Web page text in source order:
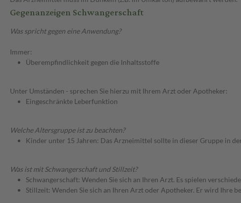
Gegenanzeigen Schwangerschaft
Was spricht gegen eine Anwendung?
Immer:
Überempfindlichkeit gegen die Inhaltsstoffe
Unter Umständen - sprechen Sie hierzu mit Ihrem Arzt oder Apotheker:
Eingeschränkte Leberfunktion
Welche Altersgruppe ist zu beachten?
Kinder unter 15 Jahren: Das Arzneimittel sollte in dieser Gruppe in
Was ist mit Schwangerschaft und Stillzeit?
Schwangerschaft: Wenden Sie sich an Ihren Arzt. Es spielen
Stillzeit: Wenden Sie sich an Ihren Arzt oder Apotheker. Er wird Ihre